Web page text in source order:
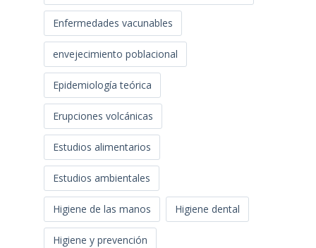
Enfermedades vacunables
envejecimiento poblacional
Epidemiología teórica
Erupciones volcánicas
Estudios alimentarios
Estudios ambientales
Higiene de las manos Higiene dental
Higiene y prevención